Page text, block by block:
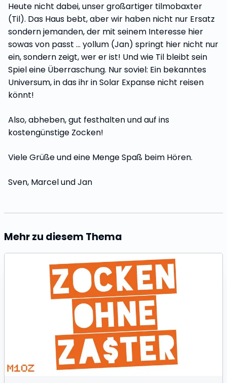
Heute nicht dabei, unser großartiger tilmobaxter
(Til). Das Haus bebt, aber wir haben nicht nur Ersatz
sondern jemanden, der mit seinem Interesse hier
sowas von passt … yollum (Jan) springt hier nicht nur
ein, sondern zeigt, wer er ist! Und wie Til bleibt sein
Spiel eine Überraschung. Nur soviel: Ein bekanntes
Universum, in das ihr in Solar Expanse nicht reisen
könnt!
Also, abheben, gut festhalten und auf ins
kostengünstige Zocken!
Viele Grüße und eine Menge Spaß beim Hören.
Sven, Marcel und Jan
Mehr zu diesem Thema